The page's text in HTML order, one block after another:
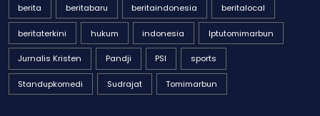
berita beritabaru beritaindonesia beritalocal
beritaterkini hukum indonesia Iptutomimarbun
Jurnalis Kristen Pandji PSI sports
Standupkomedi Sudrajat Tomimarbun